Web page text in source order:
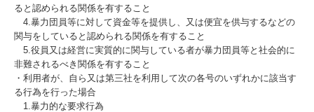
ると認められる関係を有すること
4.暴力団員等に対して資金等を提供し、又は便宜を供与するなどの
関与をしていると認められる関係を有すること
5.役員又は経営に実質的に関与している者が暴力団員等と社会的に
非難されるべき関係を有すること
・利用者が、自ら又は第三社を利用して次の各号のいずれかに該当す
る行為を行った場合
1.暴力的な要求行為